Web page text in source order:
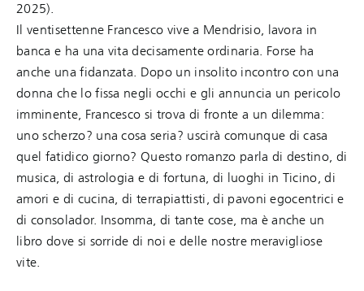
2025).
Il ventisettenne Francesco vive a Mendrisio, lavora in
banca e ha una vita decisamente ordinaria. Forse ha
anche una fidanzata. Dopo un insolito incontro con una
donna che lo fissa negli occhi e gli annuncia un pericolo
imminente, Francesco si trova di fronte a un dilemma:
uno scherzo? una cosa seria? uscirà comunque di casa
quel fatidico giorno? Questo romanzo parla di destino, di
musica, di astrologia e di fortuna, di luoghi in Ticino, di
amori e di cucina, di terrapiattisti, di pavoni egocentrici e
di consolador. Insomma, di tante cose, ma è anche un
libro dove si sorride di noi e delle nostre meravigliose
vite.